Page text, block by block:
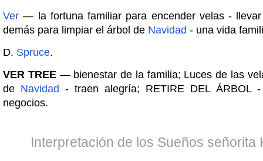
Ver — la fortuna familiar para encender velas -
demás para limpiar el árbol de Navidad - una vida
D. Spruce.
VER TREE— bienestar de la familia; Luces de las
de Navidad - traen alegría; RETIRE DEL ÁRBOL
negocios.
Interpretación de los Sueños señorita